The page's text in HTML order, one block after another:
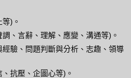
)。
、言辭、理解、應變、溝通等)。
驗、問題判斷與分析、志趣、領導
抗壓、企圖心等)。